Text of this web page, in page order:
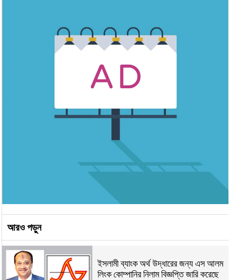
আরও পড়ুন
ইসলামী ব্যাংক অর্থ উদ্ধারের জন্য এস আলম
লিংক কোম্পানির নিলাম বিজ্ঞপ্তি জারি করেছে